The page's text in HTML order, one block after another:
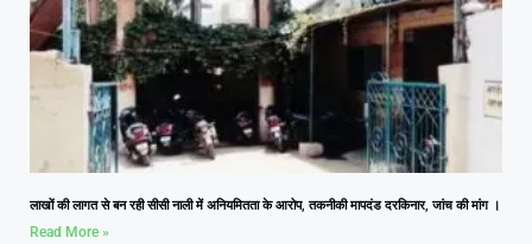
लाखों की लागत से बन रही सीसी नाली में अनियमितता के आरोप, तकनीकी मापदंड दरकिनार, जांच की मांग ।
Read More »